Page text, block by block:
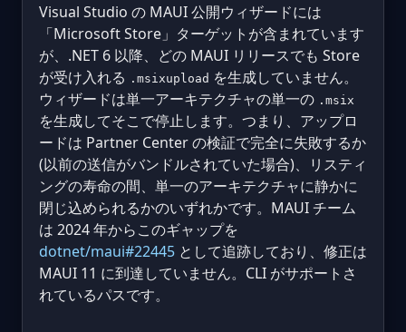
Visual Studio の MAUI 公開ウィザードには
「Microsoft Store」ターゲットが含まれています
が、.NET 6 以降、どの MAUI リリースでも Store
が受け入れる .msixupload を生成していません。
ウィザードは単一アーキテクチャの単一の .msix
を生成してそこで停止します。つまり、アップロ
ードは Partner Center の検証で完全に失敗するか
(以前の送信がバンドルされていた場合)、リスティ
ングの寿命の間、単一のアーキテクチャに静かに
閉じ込められるかのいずれかです。MAUI チーム
は 2024 年からこのギャップを
dotnet/maui#22445 として追跡しており、修正は
MAUI 11 に到達していません。CLI がサポートさ
れているパスです。